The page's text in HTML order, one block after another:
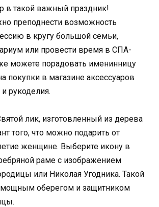
в такой важный праздник!
преподнести возможность
в кругу большой семьи,
или провести время в СПА-
можете порадовать именинницу
покупки в магазине аксессуаров
рукоделия.
лик, изготовленный из дерева
того, что можно подарить от
женщине. Выберите икону в
раме с изображением
или Николая Угодника. Такой
мощным оберегом и защитником